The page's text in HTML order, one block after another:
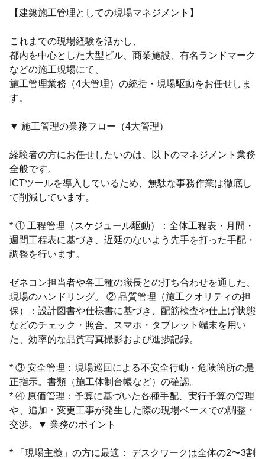
【建築施工管理としての現場マネジメント】
これまでの現場経験を活かし、
都内を中心とした大型ビル、商業施設、有名ランドマーク
などの施工現場にて、
施工管理業務（4大管理）の統括・現場駆動をお任せしま
す。
▼ 施工管理の業務フロー（4大管理）
経験者の方にお任せしたいのは、以下のマネジメント業務
全般です。
ICTツールを導入しているため、無駄な事務作業は徹底し
て削減しています。
* ① 工程管理（スケジュール駆動）：全体工程表・月間・
週間工程表に基づき、遅延のないよう先手を打った手配・
調整を行います。
ゼネコン担当者や各工種の職長との打ち合わせを通した、
現場のハンドリング。 ② 品質管理（施工クオリティの担
保）：設計図書や仕様書に基づき、配筋検査や仕上げ状態
などのチェック・照合。スマホ・タブレット端末を用い
た、効率的な品質写真撮影および進捗記録。
* ③ 安全管理：現場巡回による不安全行動・危険箇所の是
正指示。書類（施工体制台帳など）の確認。
* ④ 原価管理：予算に基づいた各種手配、実行予算の管理
や、追加・変更工事が発生した際の現場ベースでの調整・
交渉。▼ 業務のポイント
* 「現場主義」の方に最適： デスクワークは全体の2〜3割